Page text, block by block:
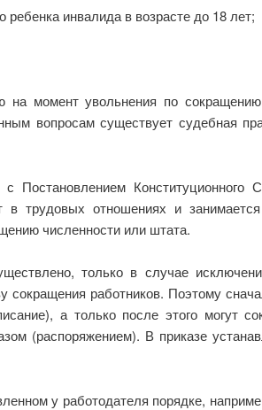
инвалида в возрасте до 18 лет;
на момент увольнения по
вопросам существует судебная
с Постановлением
трудовых отношениях и
численности или штата.
только в случае
работников. Поэтому
а только после этого могут
(распоряжением). В приказе
у работодателя порядке,